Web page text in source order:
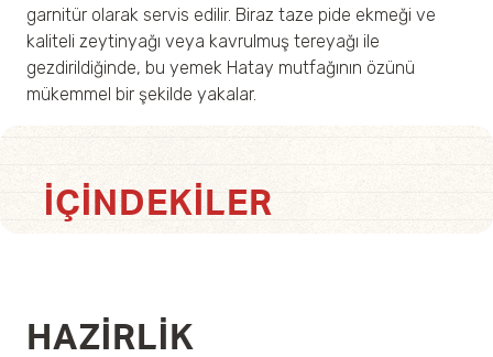
garnitür olarak servis edilir. Biraz taze pide ekmeği ve
kaliteli zeytinyağı veya kavrulmuş tereyağı ile
gezdirildiğinde, bu yemek Hatay mutfağının özünü
mükemmel bir şekilde yakalar.
İÇINDEKILER
HAZIRLIK